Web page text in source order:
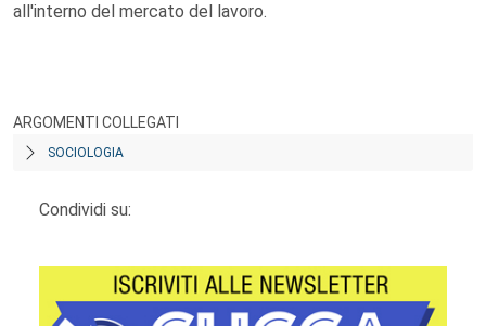
all'interno del mercato del lavoro.
ARGOMENTI COLLEGATI
SOCIOLOGIA
Condividi su: